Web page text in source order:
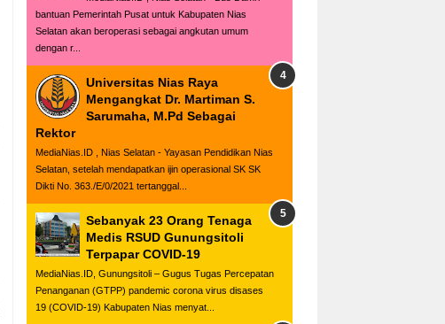
bantuan Pemerintah Pusat untuk Kabupaten Nias
Selatan akan beroperasi sebagai angkutan umum
dengan r...
Universitas Nias Raya
Mengangkat Dr. Martiman S.
Sarumaha, M.Pd Sebagai
Rektor
MediaNias.ID , Nias Selatan - Yayasan Pendidikan Nias
Selatan, setelah mendapatkan ijin operasional SK SK
Dikti No. 363./E/0/2021 tertanggal...
Sebanyak 23 Orang Tenaga
Medis RSUD Gunungsitoli
Terpapar COVID-19
MediaNias.ID, Gunungsitoli – Gugus Tugas Percepatan
Penanganan (GTPP) pandemic corona virus disases
19 (COVID-19) Kabupaten Nias menyat...